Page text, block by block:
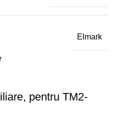
Elmark
pentru TM2-